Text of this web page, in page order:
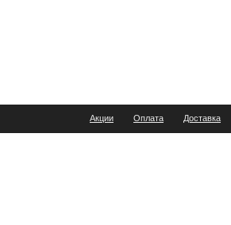
Акции Оплата Доставка